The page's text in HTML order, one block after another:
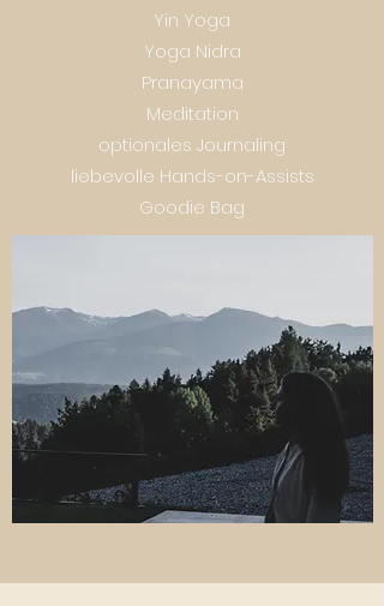
Yin Yoga
Yoga Nidra
Pranayama
Meditation
optionales Journaling
liebevolle Hands-on-Assists
Goodie Bag